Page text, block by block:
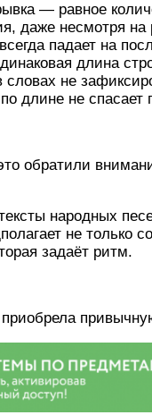
— равное
даже несмотря
падает на
длина
словах не
длине не спасает
обратили
народных
не только
задаёт ритм.
приобрела